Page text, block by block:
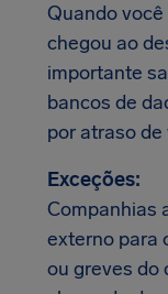
Quando
chegou ao
importante
bancos de
por atraso
Exceções:
Companhias
externo para
ou greves do